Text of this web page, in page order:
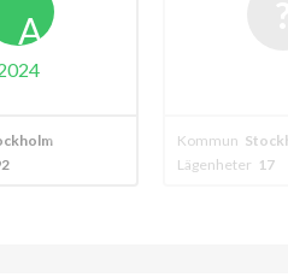
Kommun
Lägenheter 68